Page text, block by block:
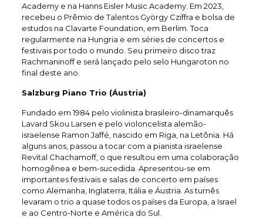
Academy e na Hanns Eisler Music Academy. Em 2023,
recebeu o Prêmio de Talentos György Cziffra e bolsa de
estudos na Clavarte Foundation, em Berlim. Toca
regularmente na Hungria e em séries de concertos e
festivais por todo o mundo. Seu primeiro disco traz
Rachmaninoff e será lançado pelo selo Hungaroton no
final deste ano.
Salzburg Piano Trio (Áustria)
Fundado em 1984 pelo violinista brasileiro-dinamarquês
Lavard Skou Larsen e pelo violoncelista alemão-
israelense Ramon Jaffé, nascido em Riga, na Letônia. Há
alguns anos, passou a tocar com a pianista israelense
Revital Chachamoff, o que resultou em uma colaboração
homogênea e bem-sucedida. Apresentou-se em
importantes festivais e salas de concerto em países
como Alemanha, Inglaterra, Itália e Áustria. As turnês
levaram o trio a quase todos os países da Europa, a Israel
e ao Centro-Norte e América do Sul.